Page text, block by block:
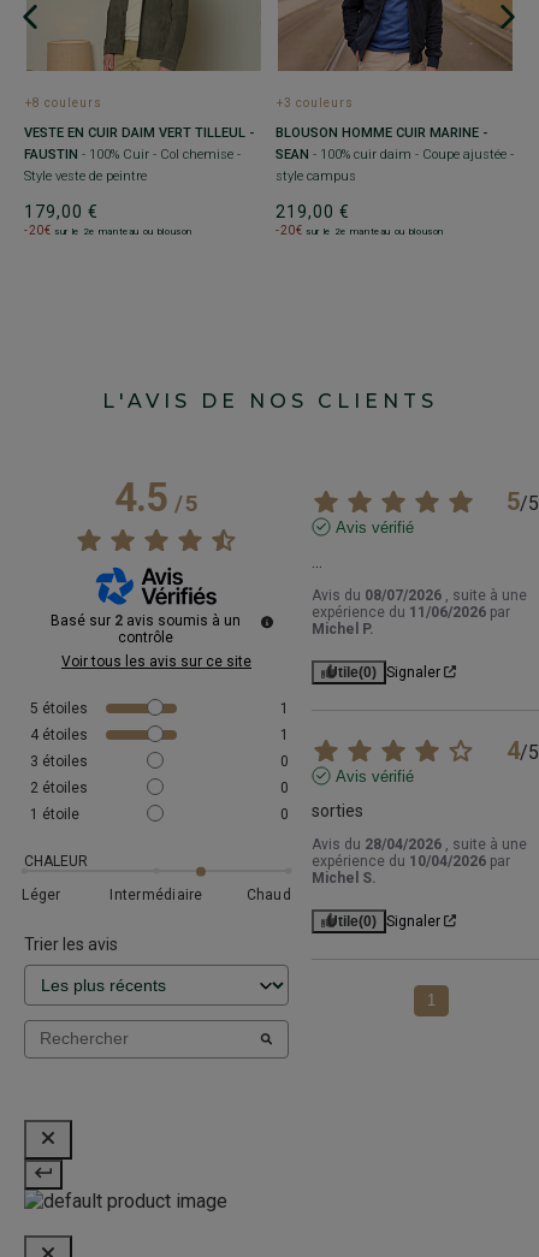
+8 couleurs
VESTE EN CUIR DAIM VERT TILLEUL -
FAUSTIN - 100% Cuir - Col chemise -
Style veste de peintre
179,00 €
-20€ sur le 2e manteau ou blouson
+3 couleurs
BLOUSON HOMME CUIR MARINE -
SEAN - 100% cuir daim - Coupe ajustée -
style campus
219,00 €
-20€ sur le 2e manteau ou blouson
L'AVIS DE NOS CLIENTS
4.5/5
Basé sur 2 avis soumis à un
contrôle
Voir tous les avis sur ce site
5 étoiles
1
4 étoiles
1
3 étoiles
0
2 étoiles
0
1 étoile 0
CHALEUR
Léger
Intermédiaire Chaud
Trier les avis
5/5
Avis vérifié
Avis du 08/07/2026
, suite à une
expérience du 11/06/2026 par
Michel P.
Utile(0) Signaler
4/5
Avis vérifié
sorties
Avis du 28/04/2026
, suite à une
expérience du 10/04/2026 par
Michel S.
Utile(0) Signaler
1